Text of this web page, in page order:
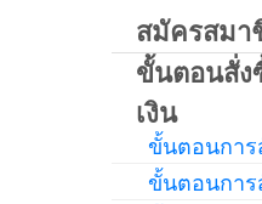
สมัครสมา
ขั้นตอนสั่ง
เงิน
ขั้นตอนการ
ขั้นตอนการ